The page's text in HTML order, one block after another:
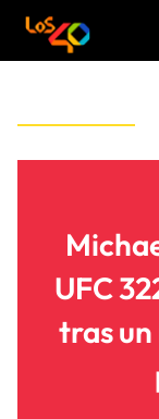
UFC
tras